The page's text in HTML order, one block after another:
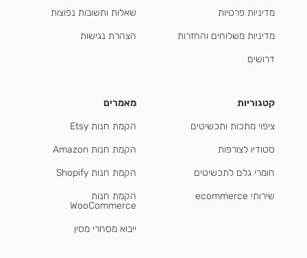
מדיניות פרטיות
מדיניות משלוחים והחזרות
דרושים
שאלות ותשובות נפוצות
הצהרת נגישות
קטגוריות
ציפוי מתכות ותכשיטים
סטודיו לצורפות
חומרי גלם לתכשיטים
שירותי ecommerce
מאמרים
הקמת חנות Etsy
הקמת חנות Amazon
הקמת חנות Shopify
הקמת חנות
WooCommerce
ייבוא מסחרי מסין